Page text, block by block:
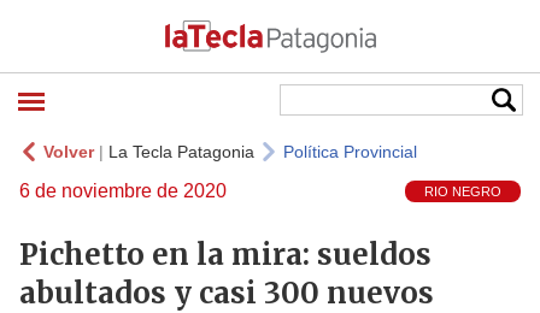
Volver| La Tecla Patagonia Política Provincial
6 de noviembre de 2020 RIO NEGRO
Pichetto en la mira: sueldos
abultados y casi 300 nuevos